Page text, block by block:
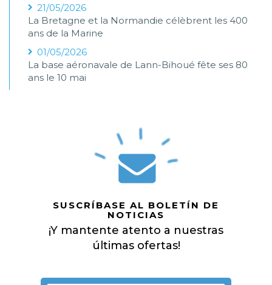
21/05/2026
La Bretagne et la Normandie célèbrent les 400
ans de la Marine
01/05/2026
La base aéronavale de Lann-Bihoué fête ses 80
ans le 10 mai
SUSCRÍBASE AL BOLETÍN DE
NOTICIAS
¡Y mantente atento a nuestras
últimas ofertas!